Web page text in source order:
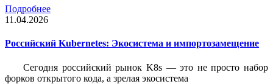
Подробнее
11.04.2026
Российский Kubernetes: Экосистема и импортозамещение
Сегодня российский рынок K8s — это не просто набор
форков открытого кода, а зрелая экосистема